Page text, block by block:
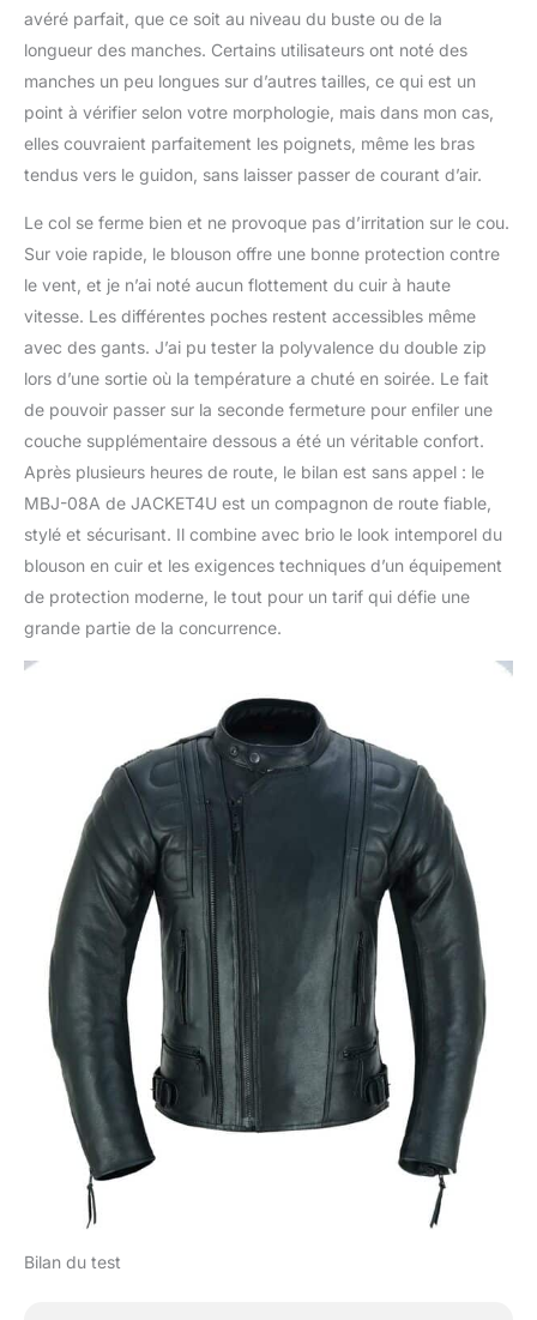
avéré parfait, que ce soit au niveau du buste ou de la
longueur des manches. Certains utilisateurs ont noté des
manches un peu longues sur d’autres tailles, ce qui est un
point à vérifier selon votre morphologie, mais dans mon cas,
elles couvraient parfaitement les poignets, même les bras
tendus vers le guidon, sans laisser passer de courant d’air.
Le col se ferme bien et ne provoque pas d’irritation sur le cou.
Sur voie rapide, le blouson offre une bonne protection contre
le vent, et je n’ai noté aucun flottement du cuir à haute
vitesse. Les différentes poches restent accessibles même
avec des gants. J’ai pu tester la polyvalence du double zip
lors d’une sortie où la température a chuté en soirée. Le fait
de pouvoir passer sur la seconde fermeture pour enfiler une
couche supplémentaire dessous a été un véritable confort.
Après plusieurs heures de route, le bilan est sans appel : le
MBJ-08A de JACKET4U est un compagnon de route fiable,
stylé et sécurisant. Il combine avec brio le look intemporel du
blouson en cuir et les exigences techniques d’un équipement
de protection moderne, le tout pour un tarif qui défie une
grande partie de la concurrence.
Bilan du test